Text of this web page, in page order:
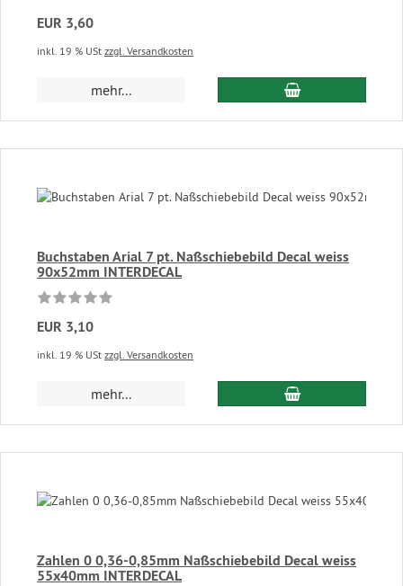
EUR 3,60
inkl. 19 % USt zzgl. Versandkosten
mehr... In den
Buchstaben Arial 7 pt. Naßschiebebild Decal weiss
90x52mm INTERDECAL
EUR 3,10
inkl. 19 % USt zzgl. Versandkosten
mehr... In den
Zahlen 0 0,36-0,85mm Naßschiebebild Decal weiss
55x40mm INTERDECAL